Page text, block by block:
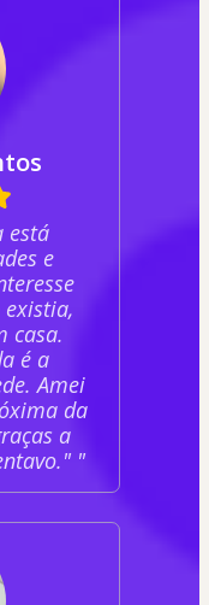
está
e
casa.
é a
Amei
da
a
"